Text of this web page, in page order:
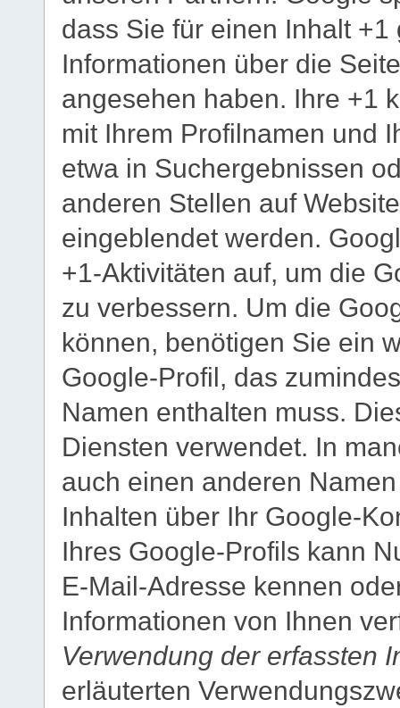
dass Sie für einen Inhalt
Informationen über die
angesehen haben. Ihre +1
mit Ihrem Profilnamen und
etwa in Suchergebnissen
anderen Stellen auf
eingeblendet werden.
+1-Aktivitäten auf, um die
zu verbessern. Um die
können, benötigen Sie ein
Google-Profil, das
Namen enthalten muss.
Diensten verwendet. In
auch einen anderen
Inhalten über Ihr Google-
Ihres Google-Profils kann
E-Mail-Adresse kennen
Informationen von Ihnen
Verwendung der erfassten
erläuterten